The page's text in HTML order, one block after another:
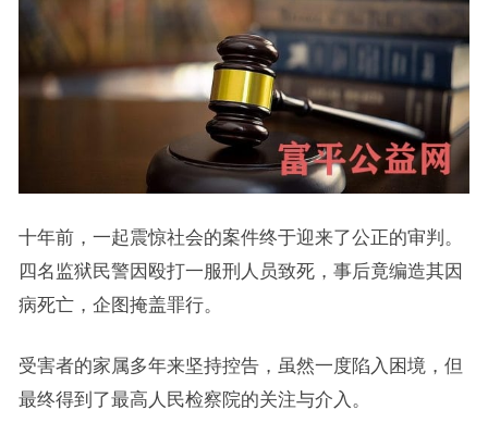
十年前，一起震惊社会的案件终于迎来了公正的审判。
四名监狱民警因殴打一服刑人员致死，事后竟编造其因
病死亡，企图掩盖罪行。
受害者的家属多年来坚持控告，虽然一度陷入困境，但
最终得到了最高人民检察院的关注与介入。